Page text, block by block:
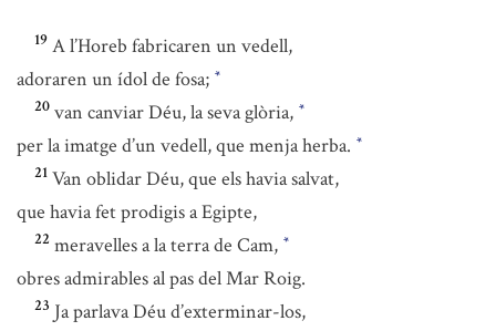
19 A l’Horeb fabricaren un vedell,
adoraren un ídol de fosa; *
20 van canviar Déu, la seva glòria, *
per la imatge d’un vedell, que menja herba. *
21 Van oblidar Déu, que els havia salvat,
que havia fet prodigis a Egipte,
22 meravelles a la terra de Cam, *
obres admirables al pas del Mar Roig.
23 Ja parlava Déu d’exterminar-los,